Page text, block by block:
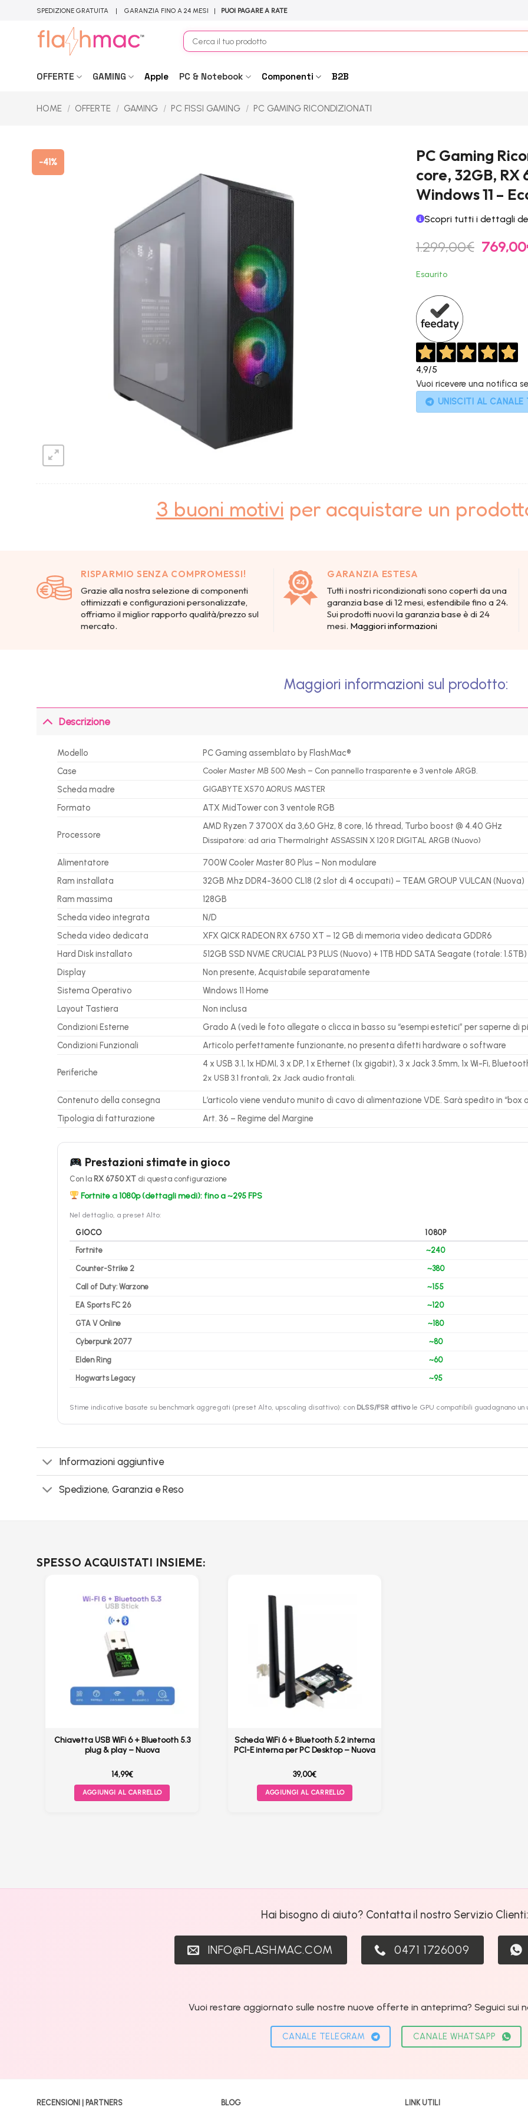
SPEDIZIONE GRATUITA | GARANZIA FINO A 24 MESI | PUOI PAGARE A RATE
Cerca:
OFFERTE GAMING Apple PC & Notebook Componenti B2B
HOME / OFFERTE / GAMING / PC FISSI GAMING / PC GAMING RICONDIZIONATI
-41%
PC Gaming
core, 32GB, RX
Windows 11 –
Scopri tutti i dettagli
1.299,00€ Il
prezzo
769,00
Esaurito
4,9/5
Vuoi ricevere una notifica
UNISCITI AL CANALE
3 buoni motivi per acquistare un
RISPARMIO SENZA COMPROMESSI!
Grazie alla nostra selezione di componenti
ottimizzati e configurazioni personalizzate,
offriamo il miglior rapporto qualità/prezzo sul
mercato.
GARANZIA ESTESA
Tutti i nostri ricondizionati sono coperti da una
garanzia base di 12 mesi, estendibile fino a 24.
Sui prodotti nuovi la garanzia base è di 24
mesi. Maggiori informazioni
Maggiori informazioni sul prodotto:
Descrizione
Modello
PC Gaming assemblato by FlashMac®
Case
Cooler Master MB 500 Mesh – Con pannello trasparente e 3 ventole ARGB.
Scheda madre GIGABYTE X570 AORUS MASTER
Formato ATX MidTower con 3 ventole RGB
Processore
AMD Ryzen 7 3700X da 3,60 GHz, 8 core, 16 thread, Turbo boost @ 4.40 GHz
Dissipatore: ad aria Thermalright ASSASSIN X 120 R DIGITAL ARGB (Nuovo)
Alimentatore 700W Cooler Master80 Plus – Non modulare
Ram installata
32GB Mhz DDR4-3600 CL18 (2 slot di 4 occupati) – TEAM GROUP VULCAN (Nuova)
Ram massima
128GB
Scheda video integrata
N/D
Scheda video dedicata
XFX QICK RADEON RX 6750 XT – 12 GB di memoria video dedicata GDDR6
Hard Disk installato
512GB SSD NVME CRUCIAL P3 PLUS (Nuovo) + 1TB HDD SATA Seagate (totale: 1.5TB)
Display
Non presente, Acquistabile separatamente
Sistema Operativo
Windows 11 Home
Layout Tastiera
Non inclusa
Condizioni Esterne
Grado A (vedi le foto allegate o clicca in basso su “esempi estetici” per saperne di
Condizioni Funzionali
Articolo perfettamente funzionante, no presenta difetti hardware o software
Periferiche
4 x USB 3.1, 1x HDMI, 3 x DP, 1 x Ethernet (1x gigabit), 3 x Jack 3.5mm, 1x Wi-Fi,
2x USB 3.1 frontali, 2x Jack audio frontali.
Contenuto della consegna
L’articolo viene venduto munito di cavo di alimentazione VDE. Sarà spedito in “box
Tipologia di fatturazione
Art. 36 – Regime del Margine
Prestazioni stimate in gioco
Con la RX 6750 XTdi questa configurazione
Fortnite a 1080p (dettagli medi): fino a ~295 FPS
Nel dettaglio, a preset Alto:
GIOCO
1080P
Fortnite
~240
Counter-Strike 2 ~380
Call of Duty: Warzone ~155
EA Sports FC 26 ~120
GTA V Online ~180
Cyberpunk 2077 ~80
Elden Ring ~60
Hogwarts Legacy ~95
Stime indicative basate su benchmark aggregati (preset Alto, upscaling disattivo): con DLSS/FSR attivole GPU compatibili guadagnano un
Informazioni aggiuntive
Spedizione, Garanzia e Reso
SPESSO ACQUISTATI INSIEME:
Chiavetta USB WiFi 6 + Bluetooth 5.3
plug & play – Nuova
14,99€
AGGIUNGI AL CARRELLO
Scheda WiFi 6 + Bluetooth 5.2 interna
PCI-E interna per PC Desktop – Nuova
39,00€
AGGIUNGI AL CARRELLO
Hai bisogno di aiuto? Contatta il nostro Servizio
INFO@FLASHMAC.COM 0471 1726009
Vuoi restare aggiornato sulle nostre nuove offerte in anteprima? Seguici sui
CANALE TELEGRAM CANALE WHATSAPP
RECENSIONI | PARTNERS BLOG LINK UTILI